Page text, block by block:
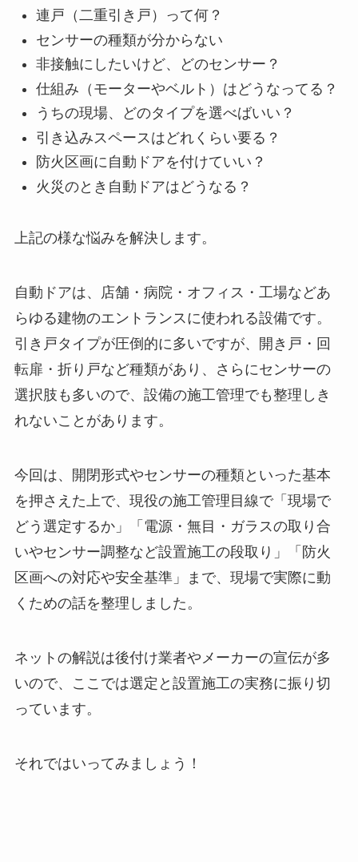
連戸（二重引き戸）って何？
センサーの種類が分からない
非接触にしたいけど、どのセンサー？
仕組み（モーターやベルト）はどうなってる？
うちの現場、どのタイプを選べばいい？
引き込みスペースはどれくらい要る？
防火区画に自動ドアを付けていい？
火災のとき自動ドアはどうなる？
上記の様な悩みを解決します。
自動ドアは、店舗・病院・オフィス・工場などあ
らゆる建物のエントランスに使われる設備です。
引き戸タイプが圧倒的に多いですが、開き戸・回
転扉・折り戸など種類があり、さらにセンサーの
選択肢も多いので、設備の施工管理でも整理しき
れないことがあります。
今回は、開閉形式やセンサーの種類といった基本
を押さえた上で、現役の施工管理目線で「現場で
どう選定するか」「電源・無目・ガラスの取り合
いやセンサー調整など設置施工の段取り」「防火
区画への対応や安全基準」まで、現場で実際に動
くための話を整理しました。
ネットの解説は後付け業者やメーカーの宣伝が多
いので、ここでは選定と設置施工の実務に振り切
っています。
それではいってみましょう！